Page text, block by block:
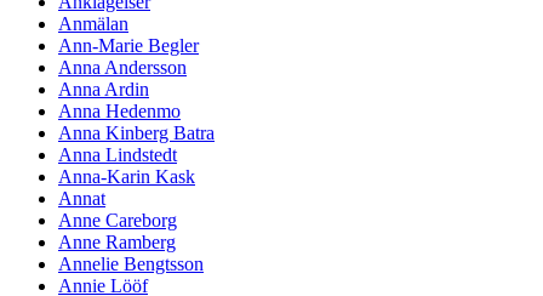
Anmälan
Ann-Marie Begler
Anna Andersson
Anna Ardin
Anna Hedenmo
Anna Kinberg Batra
Anna Lindstedt
Anna-Karin Kask
Annat
Anne Careborg
Anne Ramberg
Annelie Bengtsson
Annie Lööf